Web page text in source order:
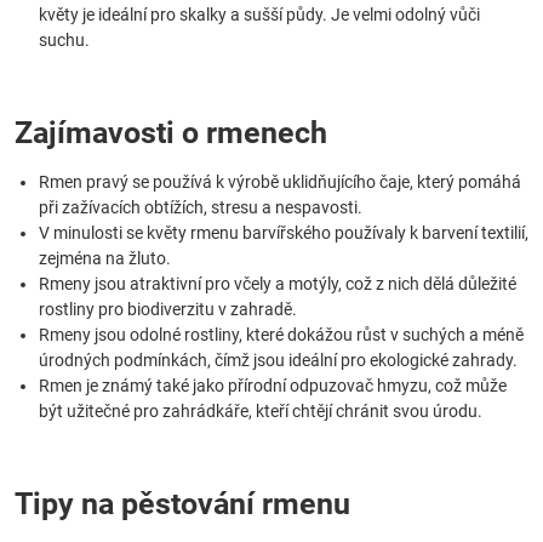
květy je ideální pro skalky a sušší půdy. Je velmi odolný vůči
suchu.
Zajímavosti o rmenech
Rmen pravý se používá k výrobě uklidňujícího čaje, který pomáhá
při zažívacích obtížích, stresu a nespavosti.
V minulosti se květy rmenu barvířského používaly k barvení textilií,
zejména na žluto.
Rmeny jsou atraktivní pro včely a motýly, což z nich dělá důležité
rostliny pro biodiverzitu v zahradě.
Rmeny jsou odolné rostliny, které dokážou růst v suchých a méně
úrodných podmínkách, čímž jsou ideální pro ekologické zahrady.
Rmen je známý také jako přírodní odpuzovač hmyzu, což může
být užitečné pro zahrádkáře, kteří chtějí chránit svou úrodu.
Tipy na pěstování rmenu